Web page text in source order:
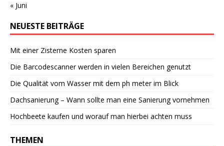
« Juni
NEUESTE BEITRÄGE
Mit einer Zisterne Kosten sparen
Die Barcodescanner werden in vielen Bereichen genutzt
Die Qualität vom Wasser mit dem ph meter im Blick
Dachsanierung – Wann sollte man eine Sanierung vornehmen
Hochbeete kaufen und worauf man hierbei achten muss
THEMEN